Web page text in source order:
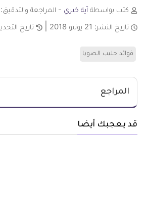
كتب بواسطة آية خيري - المراجعة والتدقيق:
تاريخ النشر: 21 يونيو 2018 تاريخ
فوائد حليب الصويا
المراجع
قد يعجبك أيضا